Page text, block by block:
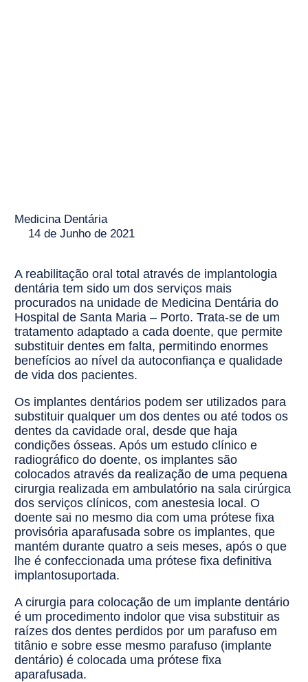
Medicina Dentária
14 de Junho de 2021
A reabilitação oral total através de implantologia
dentária tem sido um dos serviços mais
procurados na unidade de Medicina Dentária do
Hospital de Santa Maria – Porto. Trata-se de um
tratamento adaptado a cada doente, que permite
substituir dentes em falta, permitindo enormes
benefícios ao nível da autoconfiança e qualidade
de vida dos pacientes.
Os implantes dentários podem ser utilizados para
substituir qualquer um dos dentes ou até todos os
dentes da cavidade oral, desde que haja
condições ósseas. Após um estudo clínico e
radiográfico do doente, os implantes são
colocados através da realização de uma pequena
cirurgia realizada em ambulatório na sala cirúrgica
dos serviços clínicos, com anestesia local. O
doente sai no mesmo dia com uma prótese fixa
provisória aparafusada sobre os implantes, que
mantém durante quatro a seis meses, após o que
lhe é confeccionada uma prótese fixa definitiva
implantosuportada.
A cirurgia para colocação de um implante dentário
é um procedimento indolor que visa substituir as
raízes dos dentes perdidos por um parafuso em
titânio e sobre esse mesmo parafuso (implante
dentário) é colocada uma prótese fixa
aparafusada.